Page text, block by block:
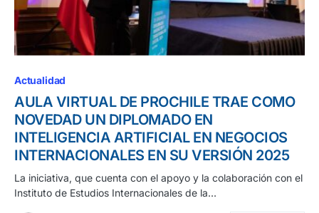
Actualidad
AULA VIRTUAL DE PROCHILE TRAE COMO
NOVEDAD UN DIPLOMADO EN
INTELIGENCIA ARTIFICIAL EN NEGOCIOS
INTERNACIONALES EN SU VERSIÓN 2025
La iniciativa, que cuenta con el apoyo y la colaboración con el
Instituto de Estudios Internacionales de la…